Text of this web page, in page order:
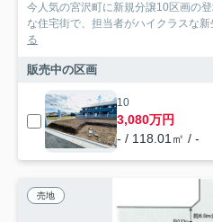
今人気の宮沢町に新規分譲10区画の
な住宅街で、担当者がハイクラスな
る
販売中の区画
10
3,080万円
- / 118.01㎡ / -
売地